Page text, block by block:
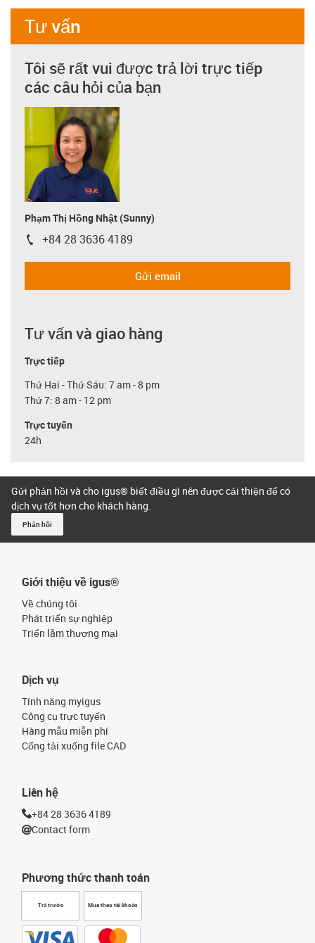
Tư vấn
Tôi sẽ rất vui được trả lời trực tiếp
các câu hỏi của bạn
Phạm Thị Hồng Nhật (Sunny)
igus-icon-phone
+84 28 3636 4189
Gửi email
Tư vấn và giao hàng
Trực tiếp
Thứ Hai - Thứ Sáu: 7 am - 8 pm
Thứ 7: 8 am - 12 pm
Trực tuyến
24h
Gửi phản hồi và cho igus® biết điều gì nên được cải thiện để có
dịch vụ tốt hơn cho khách hàng.
Phản hồi
Giới thiệu về igus®
Về chúng tôi
Phát triển sự nghiệp
Triển lãm thương mại
Phương thức thanh toán
Trả trước Mua theo tài khoản
Dịch vụ
Tính năng myigus
Công cụ trực tuyến
Hàng mẫu miễn phí
Cổng tải xuống file CAD
Liên hệ
+84 28 3636 4189
Contact form